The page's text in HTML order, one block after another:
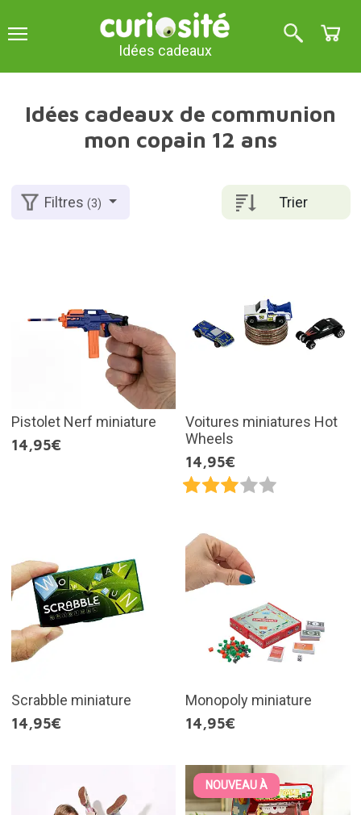
Idées cadeaux
Idées cadeaux de communion
mon copain 12 ans
Trier
Filtres(3)
Pistolet Nerf miniature
14,95€
Voitures miniatures Hot
Wheels
14,95€
Scrabble miniature
14,95€
Monopoly miniature
14,95€
NOUVEAU À